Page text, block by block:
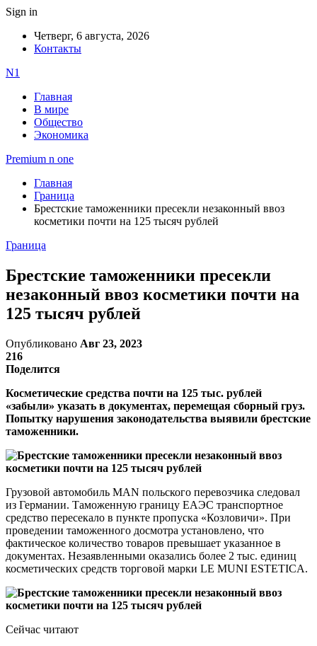
Sign in
Четверг, 6 августа, 2026
Контакты
N1
Главная
В мире
Общество
Экономика
Premium n one
Главная
Граница
Брестские таможенники пресекли незаконный ввоз
косметики почти на 125 тысяч рублей
Граница
Брестские таможенники пресекли
незаконный ввоз косметики почти на
125 тысяч рублей
Опубликовано Авг 23, 2023
216
Поделится
Косметические средства почти на 125 тыс. рублей
«забыли» указать в документах, перемещая сборный груз.
Попытку нарушения законодательства выявили брестские
таможенники.
Грузовой автомобиль MAN польского перевозчика следовал
из Германии. Таможенную границу ЕАЭС транспортное
средство пересекало в пункте пропуска «Козловичи». При
проведении таможенного досмотра установлено, что
фактическое количество товаров превышает указанное в
документах. Незаявленными оказались более 2 тыс. единиц
косметических средств торговой марки LE MUNI ESTETICA.
Сейчас читают